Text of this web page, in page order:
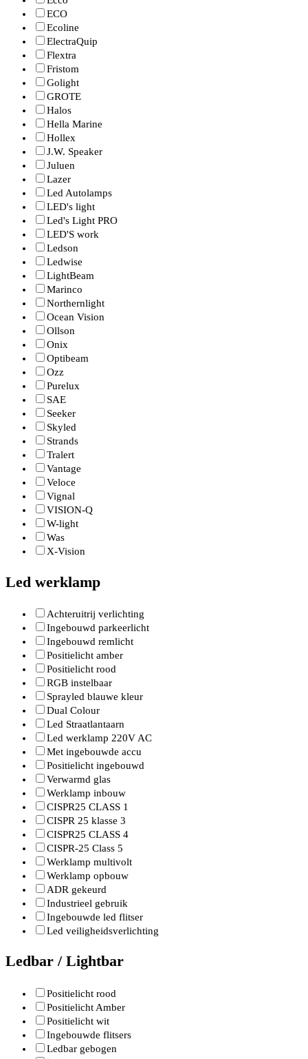
ECO
Ecoline
ElectraQuip
Flextra
Fristom
Golight
GROTE
Halos
Hella Marine
Hollex
J.W. Speaker
Juluen
Lazer
Led Autolamps
LED's light
Led's Light PRO
LED'S work
Ledson
Ledwise
LightBeam
Marinco
Northernlight
Ocean Vision
Ollson
Onix
Optibeam
Ozz
Purelux
SAE
Seeker
Skyled
Strands
Tralert
Vantage
Veloce
Vignal
VISION-Q
W-light
Was
X-Vision
Led werklamp
Achteruitrij verlichting
Ingebouwd parkeerlicht
Ingebouwd remlicht
Positielicht amber
Positielicht rood
RGB instelbaar
Sprayled blauwe kleur
Dual Colour
Led Straatlantaarn
Led werklamp 220V AC
Met ingebouwde accu
Positielicht ingebouwd
Verwarmd glas
Werklamp inbouw
CISPR25 CLASS 1
CISPR 25 klasse 3
CISPR25 CLASS 4
CISPR-25 Class 5
Werklamp multivolt
Werklamp opbouw
ADR gekeurd
Industrieel gebruik
Ingebouwde led flitser
Led veiligheidsverlichting
Ledbar / Lightbar
Positielicht rood
Positielicht Amber
Positielicht wit
Ingebouwde flitsers
Ledbar gebogen